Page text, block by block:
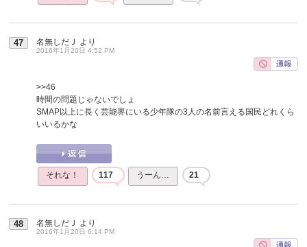
47 名無しだＪ より
2016年1月20日 4:52 PM
>>46
時間の問題じゃないでしょ
SMAP以上に長く芸能界にいる少年隊の3人の名前言える国民どれくら
いいるかな
それな！ 117 うーん… 21
48 名無しだＪ より
2016年1月20日 6:14 PM